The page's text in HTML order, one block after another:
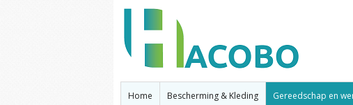
Home Bescherming & Kleding Gereedschap en